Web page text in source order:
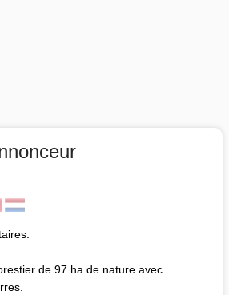
de 97 ha de nature avec